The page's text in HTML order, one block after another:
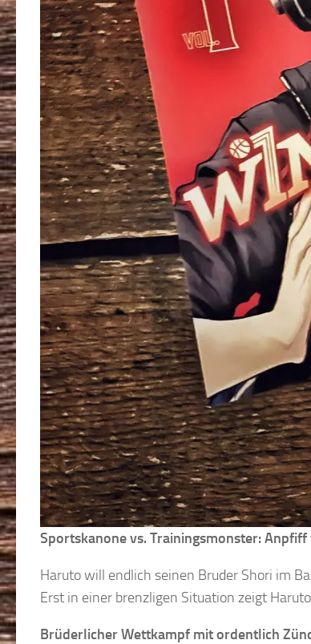
Sportskanone vs. Trainingsmonster:
Haruto will endlich seinen Bruder Shori im
Erst in einer brenzligen Situation zeigt
Brüderlicher Wettkampf mit ordentlich